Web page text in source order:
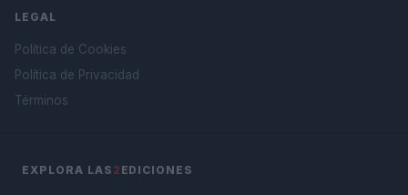
LEGAL
Política de Cookies
Política de Privacidad
Términos
EXPLORA LAS 2 EDICIONES